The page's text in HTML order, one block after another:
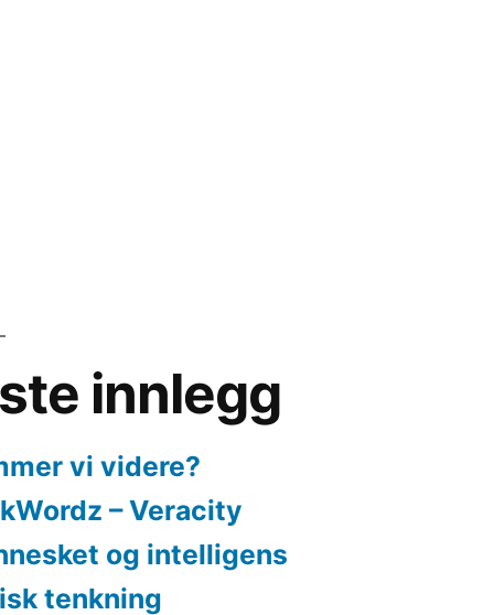
innlegg
vi videre?
– Veracity
og intelligens
tenkning